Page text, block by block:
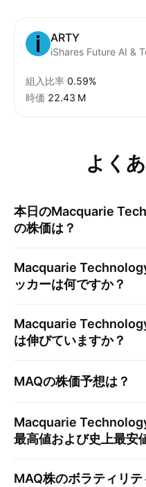
ARTY
iShares Future AI &
組入比率 0.59%
時価 ‪22.43 M‬
よく
本日のMacquarie
の株価は？
Macquarie
ッカーは何ですか？
Macquarie
は伸びていますか？
MAQの株価予想は？
Macquarie
最高値および史上最安
MAQ株のボラティリ